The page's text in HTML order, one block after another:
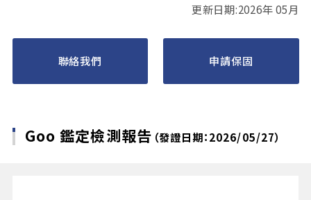
更新日期:2026年 05月
聯絡我們 申請保固
Goo 鑑定檢測報告 （發證日期：2026/05/27）